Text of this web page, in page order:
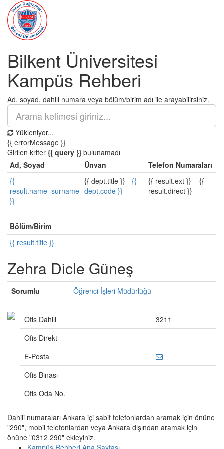
Bilkent Üniversitesi
Kampüs Rehberi
Ad, soyad, dahili numara veya bölüm/birim adı ile arayabilirsiniz.
Yükleniyor...
{{ errorMessage }}
Girilen kriter {{ query }} bulunamadı
Ad, Soyad
Ünvan
Telefon Numaraları
{{
result.name_surname
}}
{{ dept.title }} - {{
dept.code }}
{{ result.ext }} – {{
result.direct }}
Bölüm/Birim
{{ result.title }}
Zehra Dicle Güneş
Sorumlu Öğrenci İşleri Müdürlüğü
Ofis Dahili
3211
Ofis Direkt
E-Posta
Ofis Binası
Ofis Oda No.
Dahili numaraları Ankara içi sabit telefonlardan aramak için önüne
"290", mobil telefonlardan veya Ankara dışından aramak için
önüne "0312 290" ekleyiniz.